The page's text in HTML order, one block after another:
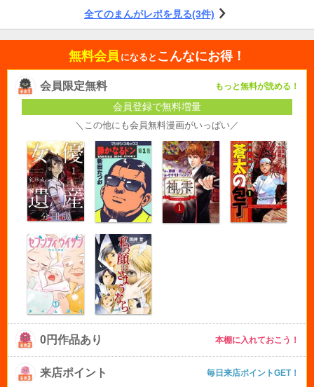
全てのまんがレポを見る(3件)
無料会員 になると こんなにお得！
会員限定無料 もっと無料が読める！
会員登録で無料増量
＼この他にも会員無料漫画がいっぱい／
0円作品あり 本棚に入れておこう！
来店ポイント 毎日来店ポイントGET！